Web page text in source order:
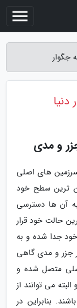
جگوار
و مدی
های اصلی
ترین سطح خود
آن ها دسترسی
حالت خود قرار
جدا شده و به
جزر و مدی گاهی
متصل شده و
می توانند از
بنابراین در